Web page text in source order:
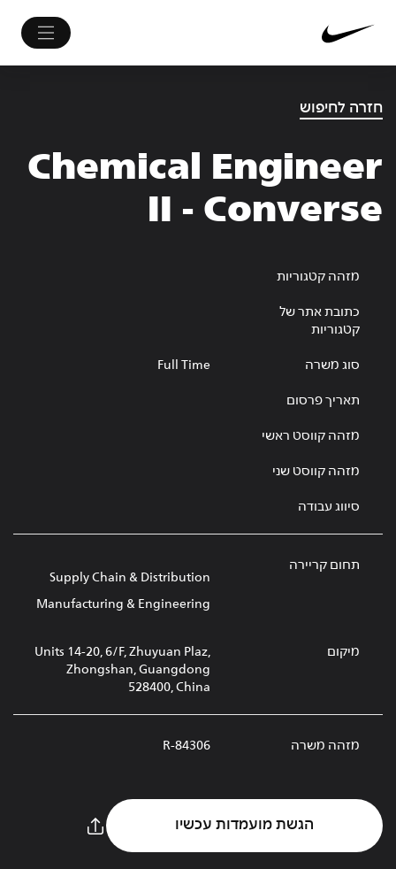
חזרה לחיפוש
Chemical Engineer
II - Converse
מזהה קטגוריות
כתובת אתר של
קטגוריות
סוג משרה Full Time
תאריך פרסום
מזהה קווסט ראשי
מזהה קווסט שני
סיווג עבודה
תחום קריירה
Supply Chain & Distribution
Manufacturing & Engineering
מיקום
Units 14-20, 6/F, Zhuyuan Plaz,
Zhongshan, Guangdong
528400, China
מזהה משרה R-84306
הגשת מועמדות עכשיו